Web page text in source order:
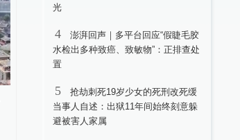
光
4
澎湃回声｜多平台回应“假睫毛胶
水检出多种致癌、致敏物”：正排查处
置
5
抢劫刺死19岁少女的死刑改死缓
当事人自述：出狱11年间始终刻意躲
避被害人家属